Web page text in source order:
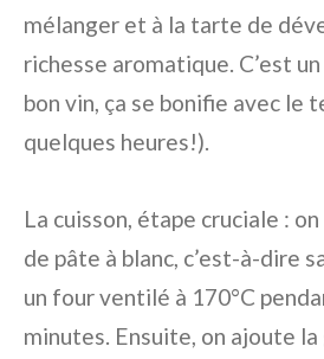
mélanger et à la tarte de
richesse aromatique. C’est
bon vin, ça se bonifie avec le
quelques heures!).
La cuisson, étape cruciale :
de pâte à blanc, c’est-à-dire
un four ventilé à 170°C
minutes. Ensuite, on ajoute